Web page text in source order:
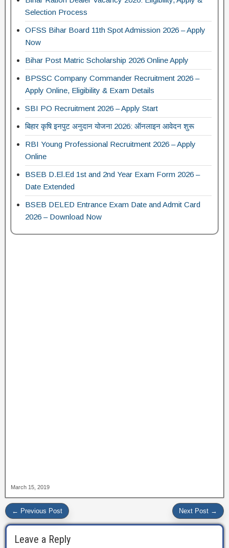
Selection Process
OFSS Bihar Board 11th Spot Admission 2026 – Apply
Now
Bihar Post Matric Scholarship 2026 Online Apply
BPSSC Company Commander Recruitment 2026 –
Apply Online, Eligibility & Exam Details
SBI PO Recruitment 2026 – Apply Start
बिहार कृषि इनपुट अनुदान योजना 2026: ऑनलाइन आवेदन शुरू
RBI Young Professional Recruitment 2026 – Apply
Online
BSEB D.El.Ed 1st and 2nd Year Exam Form 2026 –
Date Extended
BSEB DELED Entrance Exam Date and Admit Card
2026 – Download Now
March 15, 2019
← Previous Post Next Post →
Leave a Reply